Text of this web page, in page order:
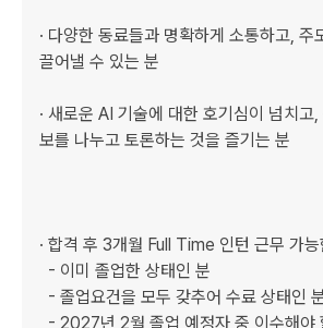
· 다양한 동료들과 명확하게 소통하고, 주
끌어낼 수 있는 분
· 새로운 AI 기술에 대한 호기심이 넘치고
보를 나누고 토론하는 것을 즐기는 분
· 합격 후 3개월 Full Time 인턴 근무 가능